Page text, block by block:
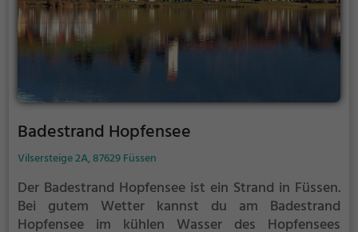
Badestrand Hopfensee
Vilsersteige 2A, 87629 Füssen
Der Badestrand Hopfensee ist ein Strand in Füssen.
Bei gutem Wetter kannst du am Badestrand
Hopfensee im kühlen Wasser des Hopfensees